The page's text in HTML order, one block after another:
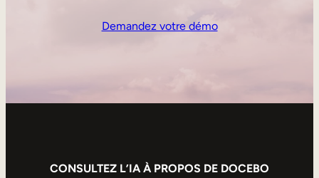
Demandez votre démo
CONSULTEZ L’IA À PROPOS DE DOCEBO